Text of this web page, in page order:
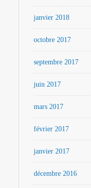
janvier 2018
octobre 2017
septembre 2017
juin 2017
mars 2017
février 2017
janvier 2017
décembre 2016